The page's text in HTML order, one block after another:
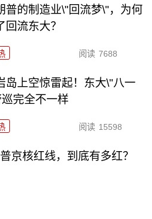
普的制造业\"回流梦\"，为何
回流东大？
阅读 7688
岛上空惊雷起！东大\"八一
完全不一样
阅读 15598
京核红线，到底有多红？